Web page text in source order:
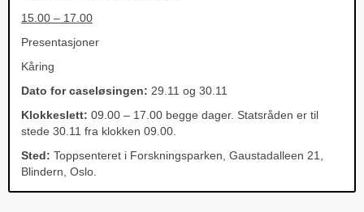
15.00 – 17.00
Presentasjoner
Kåring
Dato for caseløsingen: 29.11 og 30.11
Klokkeslett: 09.00 – 17.00 begge dager. Statsråden er til
stede 30.11 fra klokken 09.00.
Sted: Toppsenteret i Forskningsparken, Gaustadalleen 21,
Blindern, Oslo.